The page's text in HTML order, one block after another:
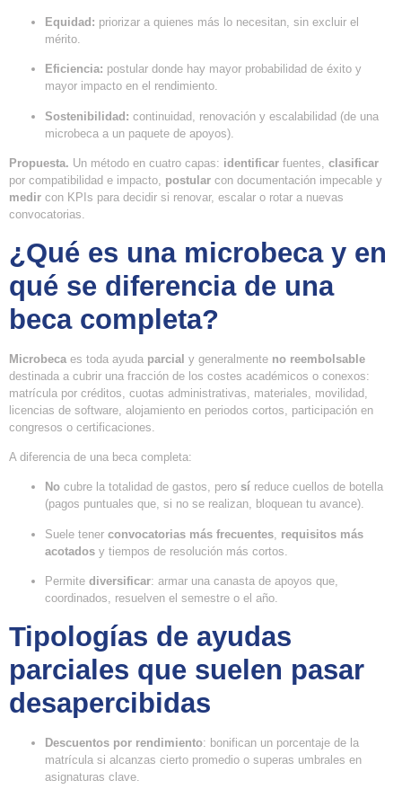
Equidad: priorizar a quienes más lo necesitan, sin excluir el
mérito.
Eficiencia: postular donde hay mayor probabilidad de éxito y
mayor impacto en el rendimiento.
Sostenibilidad: continuidad, renovación y escalabilidad (de una
microbeca a un paquete de apoyos).
Propuesta. Un método en cuatro capas: identificar fuentes, clasificar
por compatibilidad e impacto, postular con documentación impecable y
medir con KPIs para decidir si renovar, escalar o rotar a nuevas
convocatorias.
¿Qué es una microbeca y en
qué se diferencia de una
beca completa?
Microbeca es toda ayuda parcial y generalmente no reembolsable
destinada a cubrir una fracción de los costes académicos o conexos:
matrícula por créditos, cuotas administrativas, materiales, movilidad,
licencias de software, alojamiento en periodos cortos, participación en
congresos o certificaciones.
A diferencia de una beca completa:
No cubre la totalidad de gastos, pero sí reduce cuellos de botella
(pagos puntuales que, si no se realizan, bloquean tu avance).
Suele tener convocatorias más frecuentes requisitos más
acotados y tiempos de resolución más cortos.
Permite diversificar: armar una canasta de apoyos que,
coordinados, resuelven el semestre o el año.
Tipologías de ayudas
parciales que suelen pasar
desapercibidas
Descuentos por rendimiento: bonifican un porcentaje de la
matrícula si alcanzas cierto promedio o superas umbrales en
asignaturas clave.